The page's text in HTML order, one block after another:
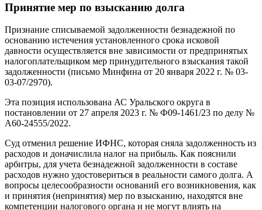
Принятие мер по взысканию долга
Признание списываемой задолженности безнадежной по
основанию истечения установленного срока исковой
давности осуществляется вне зависимости от предпринятых
налогоплательщиком мер принудительного взыскания такой
задолженности (письмо Минфина от 20 января 2022 г. № 03-
03-07/2970).
Эта позиция использована АС Уральского округа в
постановлении от 27 апреля 2023 г. № Ф09-1461/23 по делу №
А60-24555/2022.
Суд отменил решение ИФНС, которая сняла задолженность из
расходов и доначислила налог на прибыль. Как пояснили
арбитры, для учета безнадежной задолженности в составе
расходов нужно удостовериться в реальности самого долга. А
вопросы целесообразности оснований его возникновения, как
и принятия (непринятия) мер по взысканию, находятся вне
компетенции налогового органа и не могут влиять на